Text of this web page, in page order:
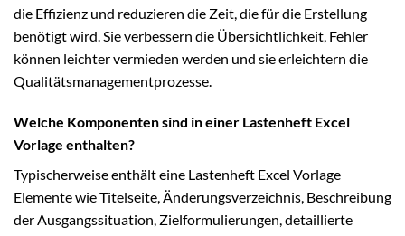
die Effizienz und reduzieren die Zeit, die für die Erstellung
benötigt wird. Sie verbessern die Übersichtlichkeit, Fehler
können leichter vermieden werden und sie erleichtern die
Qualitätsmanagementprozesse.
Welche Komponenten sind in einer Lastenheft Excel
Vorlage enthalten?
Typischerweise enthält eine Lastenheft Excel Vorlage
Elemente wie Titelseite, Änderungsverzeichnis, Beschreibung
der Ausgangssituation, Zielformulierungen, detaillierte